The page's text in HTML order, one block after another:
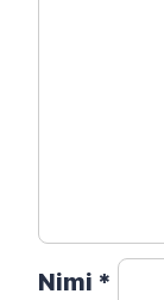
Nimi *